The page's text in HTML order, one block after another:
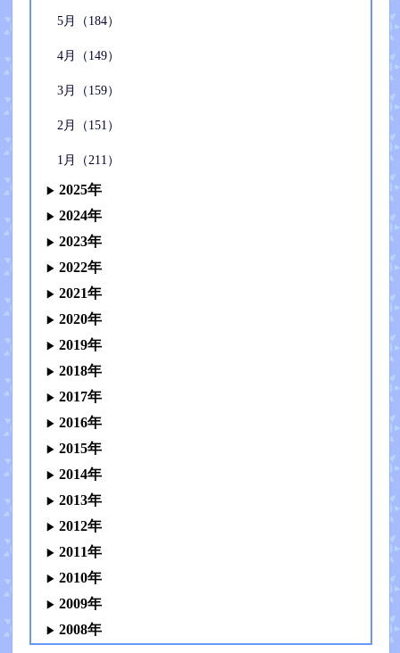
5月（184）
4月（149）
3月（159）
2月（151）
1月（211）
2025年
2024年
2023年
2022年
2021年
2020年
2019年
2018年
2017年
2016年
2015年
2014年
2013年
2012年
2011年
2010年
2009年
2008年